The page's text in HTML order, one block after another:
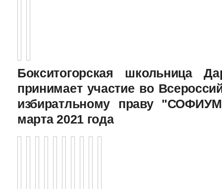
Бокситогорская школьница
принимает участие во
избиратльному праву
марта 2021 года